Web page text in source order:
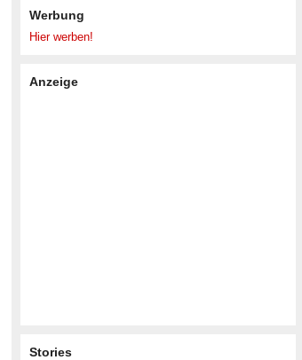
Werbung
Hier werben!
Anzeige
Stories